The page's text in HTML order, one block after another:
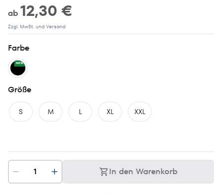
ab 12,30 €
Zzgl. MwSt. und Versand
Farbe
NEW
Größe
S M L XL XXL
In den Warenkorb